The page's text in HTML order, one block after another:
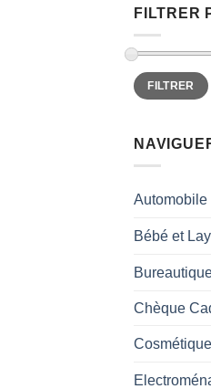
FILTRER
Prix
min
Prix
maxFILTRER
Automobile
Bébé et
Chèque